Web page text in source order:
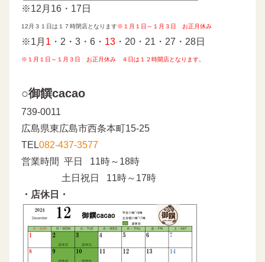
※12月16・17日
12月３１日は１７時閉店となります※ １月１日～１月３日 お正月休み
※1月 1 ・2・3・6・ 13 ・20・21・27・28日
※ １月１日～１月３日 お正月休み ４日は１２時開店となります。
○御饌cacao
739-0011
広島県東広島市西条本町15-25
TEL082-437-3577
営業時間 平日 11時～18時
土日祝日 11時～17時
・店休日・